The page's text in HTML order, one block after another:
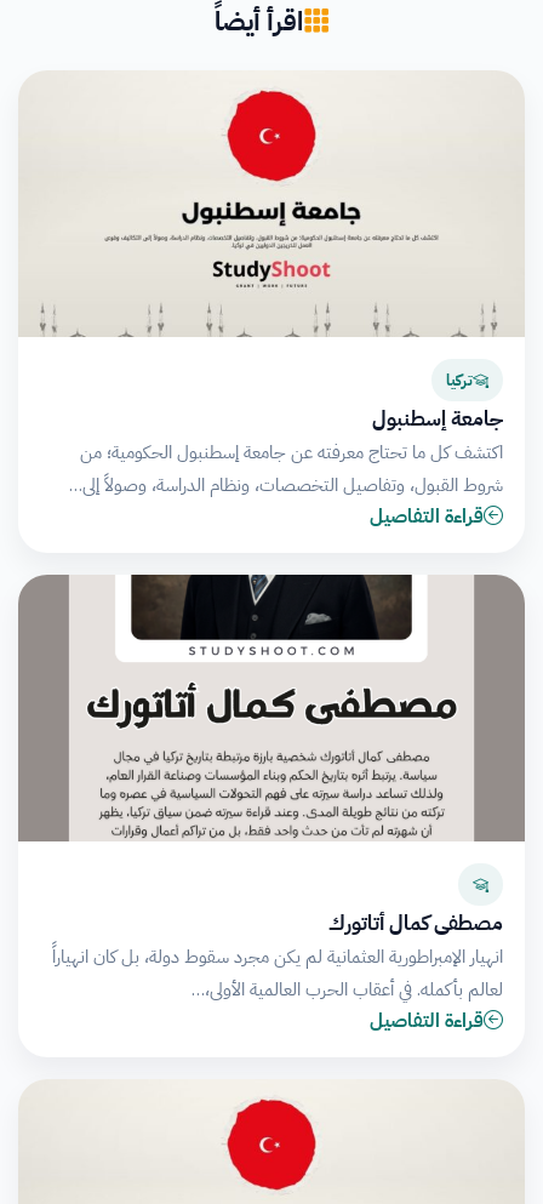
اقرأ أيضاً
تركيا
جامعة إسطنبول
اكتشف كل ما تحتاج معرفته عن جامعة إسطنبول الحكومية؛ من
شروط القبول، وتفاصيل التخصصات، ونظام الدراسة، وصولاً إلى…
قراءة التفاصيل
مصطفى كمال أتاتورك
انهيار الإمبراطورية العثمانية لم يكن مجرد سقوط دولة، بل كان انهياراً
لعالم بأكمله. في أعقاب الحرب العالمية الأولى،…
قراءة التفاصيل